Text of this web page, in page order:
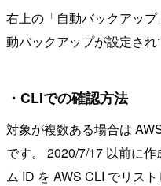
右上の「自動バックアッ
動バックアップが設定され
・CLIでの確認方法
対象が複数ある場合は
です。 2020/7/17 以前に
ム ID を AWS CLI でリス